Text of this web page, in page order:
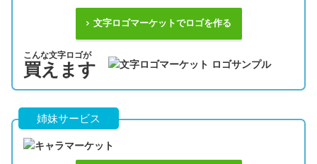
文字ロゴマーケットでロゴを作る
こんな文字ロゴが
買えます
姉妹サービス